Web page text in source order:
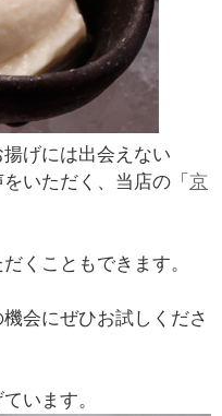
揚げには出会えない
いただく、当店の「 京
くこともできます。
会にぜひお試しくださ
います。